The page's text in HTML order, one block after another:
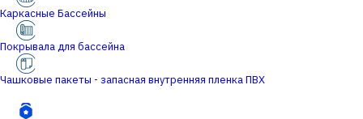
Каркасные Бассейны
Покрывала для бассейна
Чашковые пакеты - запасная внутренняя пленка ПВХ